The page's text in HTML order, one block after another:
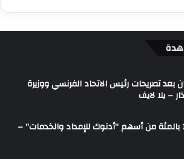
بعد تصريحات رئيس الاتحاد الفرنسي ووزيرة
– يلا لايف
أدنوك تعتزم طرح 15 بالمئة من أسهم “أدنوك للإمداد والخدمات” –